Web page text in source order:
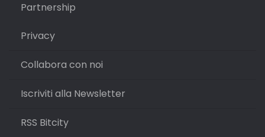
Partnership
Privacy
Collabora con noi
Iscriviti alla Newsletter
RSS Bitcity